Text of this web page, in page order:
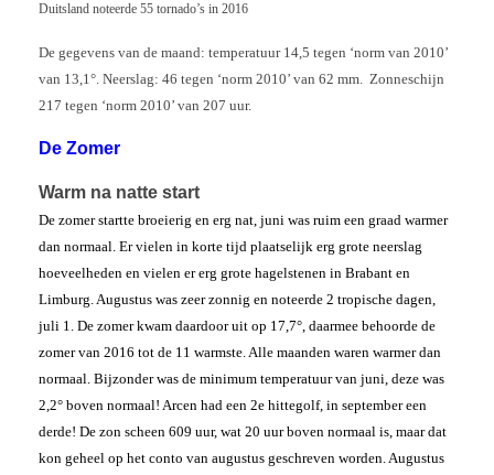
Duitsland noteerde 55 tornado’s in 2016
De gegevens van de maand: temperatuur 14,5 tegen ‘norm van 2010’
van 13,1°. Neerslag: 46 tegen ‘norm 2010’ van 62 mm. Zonneschijn
217 tegen ‘norm 2010’ van 207 uur.
De Zomer
Warm na natte start
De zomer startte broeierig en erg nat, juni was ruim een graad warmer
dan normaal. Er vielen in korte tijd plaatselijk erg grote neerslag
hoeveelheden en vielen er erg grote hagelstenen in Brabant en
Limburg. Augustus was zeer zonnig en noteerde 2 tropische dagen,
juli 1. De zomer kwam daardoor uit op 17,7°, daarmee behoorde de
zomer van 2016 tot de 11 warmste. Alle maanden waren warmer dan
normaal. Bijzonder was de minimum temperatuur van juni, deze was
2,2° boven normaal! Arcen had een 2e hittegolf, in september een
derde! De zon scheen 609 uur, wat 20 uur boven normaal is, maar dat
kon geheel op het conto van augustus geschreven worden. Augustus